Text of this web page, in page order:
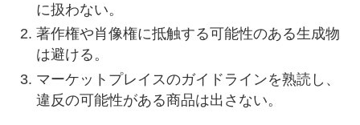
に扱わない。
著作権や肖像権に抵触する可能性のある生成物
は避ける。
マーケットプレイスのガイドラインを熟読し、
違反の可能性がある商品は出さない。